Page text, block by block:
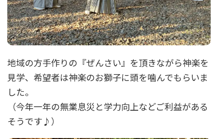
地域の方手作りの『ぜんさい』を頂きながら神楽を
見学、希望者は神楽のお獅子に頭を噛んでもらいま
した。
（今年一年の無業息災と学力向上などご利益がある
そうです♪）